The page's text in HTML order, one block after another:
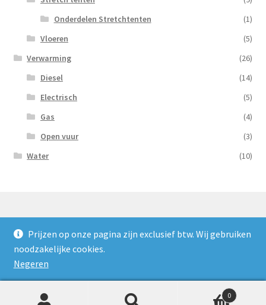
Prijzen op onze pagina zijn exclusief btw. Wij gebruiken
noodzakelijke cookies.
Negeren
Onderdelen Stretchtenten
(1)
Vloeren
(5)
Verwarming
(26)
Diesel
(14)
Electrisch
(5)
Gas
(4)
Open vuur
(3)
Water
(10)
© Nooijens Verhuur 2026
Privacybeleid
Gebouwd met WooCommerce
0